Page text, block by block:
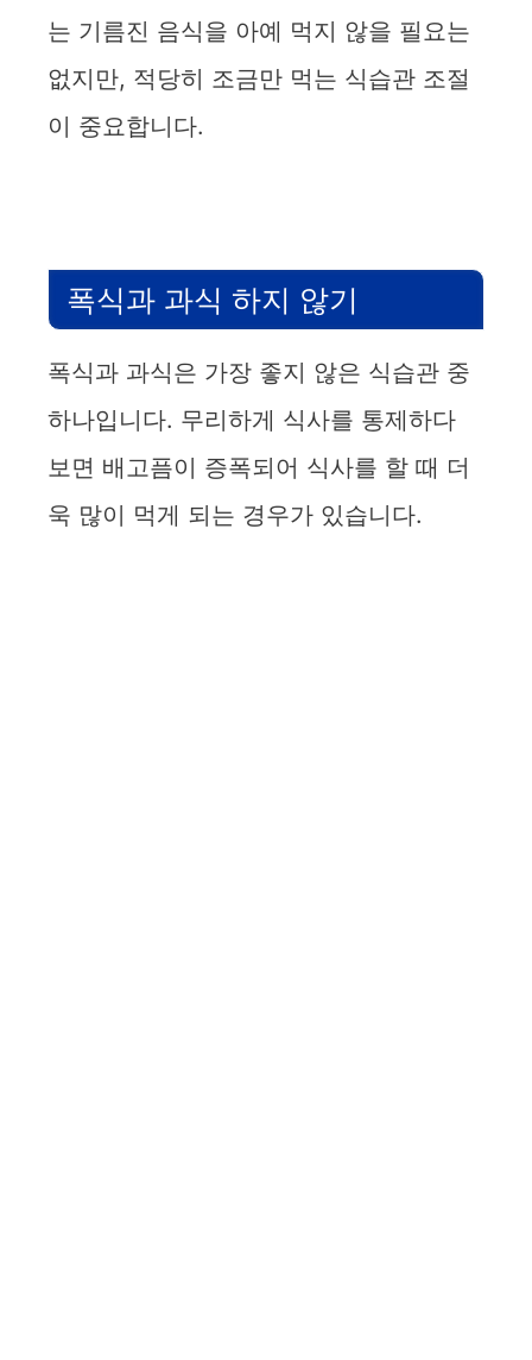
는 기름진 음식을 아예 먹지 않을 필요는
없지만, 적당히 조금만 먹는 식습관 조절
이 중요합니다.
폭식과 과식 하지 않기
폭식과 과식은 가장 좋지 않은 식습관 중
하나입니다. 무리하게 식사를 통제하다
보면 배고픔이 증폭되어 식사를 할 때 더
욱 많이 먹게 되는 경우가 있습니다.